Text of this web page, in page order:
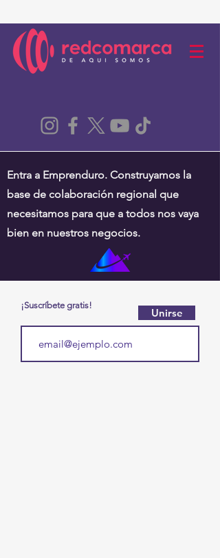
Entra a Emprenduro. Construyamos la
base de colaboración regional que
necesitamos para que a todos nos vaya
bien en nuestros negocios.
¡Suscríbete gratis!
Unirse